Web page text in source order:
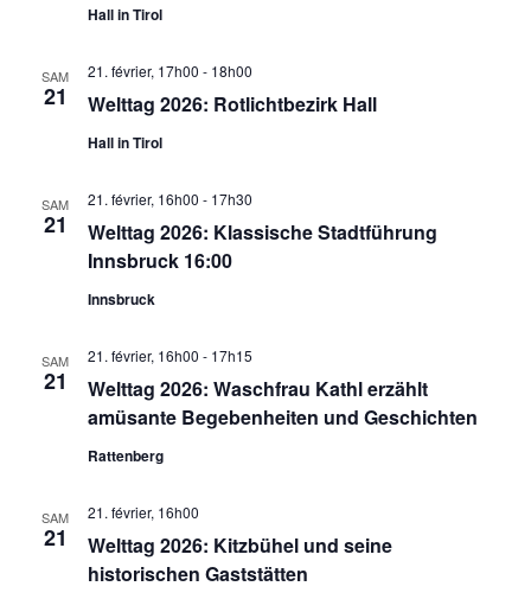
Hall in Tirol
SAM
21 Welttag 2026: Rotlichtbezirk Hall
21. février, 17h00 - 18h00
Hall in Tirol
SAM
21
Welttag 2026: Klassische Stadtführung
Innsbruck 16:00
21. février, 16h00 - 17h30
Innsbruck
SAM
21
Welttag 2026: Waschfrau Kathl erzählt
amüsante Begebenheiten und Geschichten
21. février, 16h00 - 17h15
Rattenberg
SAM
21
Welttag 2026: Kitzbühel und seine
historischen Gaststätten
21. février, 16h00